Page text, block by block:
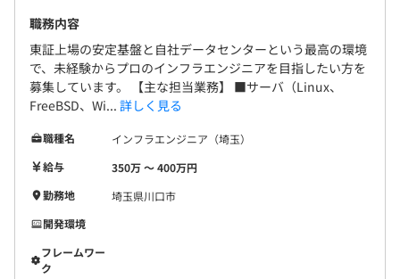
職務内容
東証上場の安定基盤と自社データセンターという最高の環境
で、未経験からプロのインフラエンジニアを目指したい方を
募集しています。 【主な担当業務】 ■サーバ（Linux、
FreeBSD、Wi... 詳しく見る
職種名
インフラエンジニア（埼玉）
給与
350万 〜 400万円
勤務地
埼玉県川口市
開発環境
フレームワー
ク